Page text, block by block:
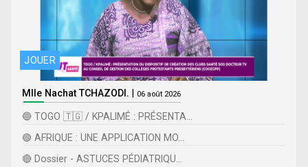
JOUER
Mlle Nachat TCHAZODI. | 06 août 2026
🔵 TOGO 🇹🇬 / KPALIMÉ : PRÉSENTA...
🟢 AFRIQUE : UNE APPLICATION MO...
🔴 Dossier - ASTUCES PÉDIATRIQU...